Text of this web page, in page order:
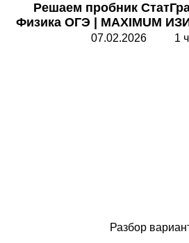
Решаем пробник
Физика ОГЭ
| MAXIMUM
07.02.2026 1
Разбор